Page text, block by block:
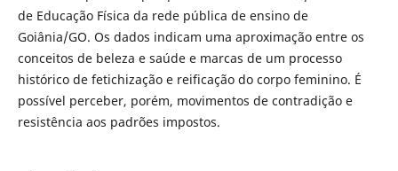
de Educação Física da rede pública de ensino de
Goiânia/GO. Os dados indicam uma aproximação entre os
conceitos de beleza e saúde e marcas de um processo
histórico de fetichização e reificação do corpo feminino. É
possível perceber, porém, movimentos de contradição e
resistência aos padrões impostos.